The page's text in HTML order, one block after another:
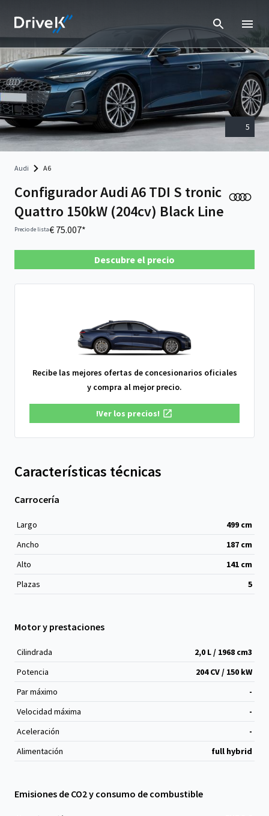
5
Audi A6
Configurador Audi A6 TDI S tronic
Quattro 150kW (204cv) Black Line
Precio de lista€ 75.007*
Descubre el precio
Recibe las mejores ofertas de concesionarios oficiales
y compra al mejor precio.
!Ver los precios!
Características técnicas
Carrocería
Largo 499 cm
Ancho
187 cm
Alto
141 cm
Plazas
5
Motor y prestaciones
Cilindrada 2,0 L / 1968 cm3
Potencia
204 CV / 150 kW
Par máximo
-
Velocidad máxima
-
Aceleración
-
Alimentación
full hybrid
Emisiones de CO2 y consumo de combustible